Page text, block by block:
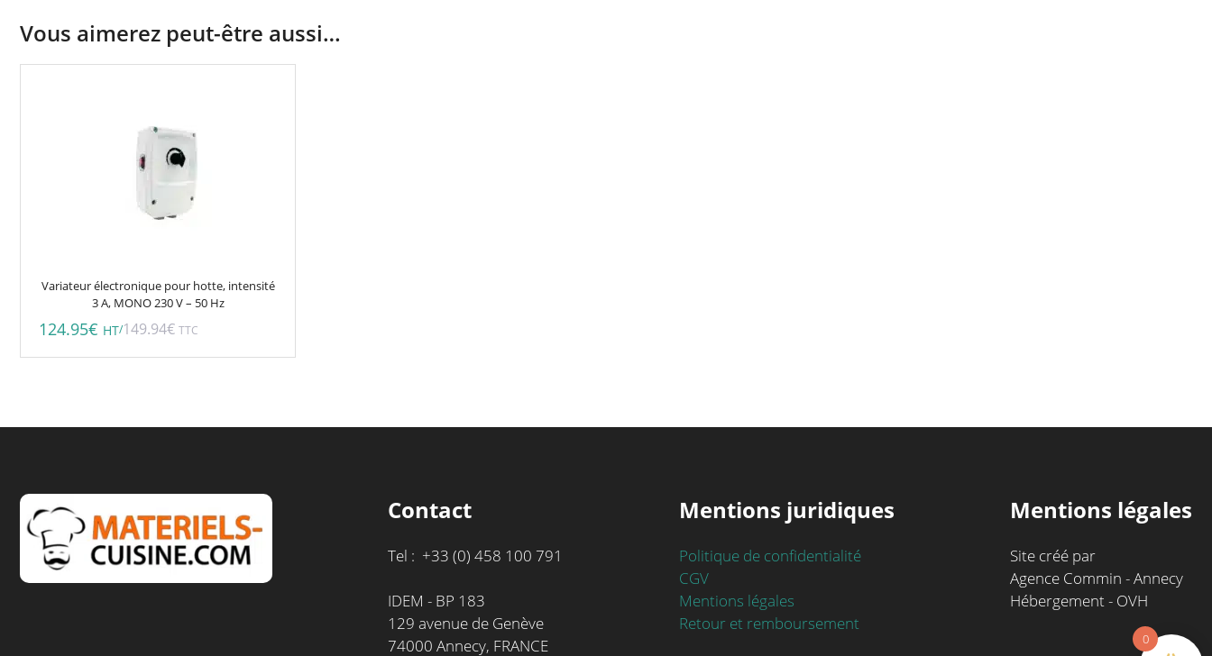
Vous aimerez peut-être aussi…
Variateur électronique pour hotte, intensité
3 A, MONO 230 V – 50 Hz
124.95€ HT/149.94€ TTC
Contact
Tel : +33 (0) 458 100 791
IDEM - BP 183
129 avenue de Genève
74000 Annecy, FRANCE
Mentions juridiques
Politique de confidentialité
CGV
Mentions légales
Retour et remboursement
Mentions légales
Site créé par
Agence Commin - Annecy
Hébergement - OVH
0